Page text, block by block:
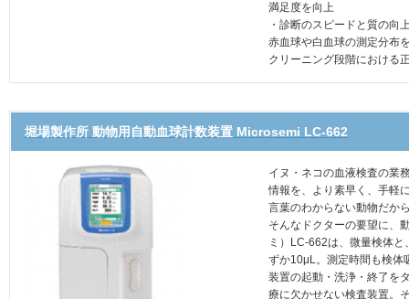
満足度を向上
・診断のスピードと質の向
赤血球や白血球の測定分布
クリーニング段階における
堀場製作所 動物用自動血球計数装置 Microsemi LC-662
イヌ・ネコの血液検査の業
情報を、より素早く、手軽
言葉のわからない動物だか
そんなドクターの要望に、
ミ）LC-662は、微量検体
ずか10μL。測定時間も検体
装置の起動・洗浄・終了を
療に欠かせない検査装置。